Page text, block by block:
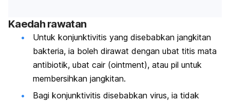
Kaedah rawatan
Untuk konjunktivitis yang disebabkan jangkitan
bakteria, ia boleh dirawat dengan ubat titis mata
antibiotik, ubat cair (ointment), atau pil untuk
membersihkan jangkitan.
Bagi konjunktivitis disebabkan virus, ia tidak